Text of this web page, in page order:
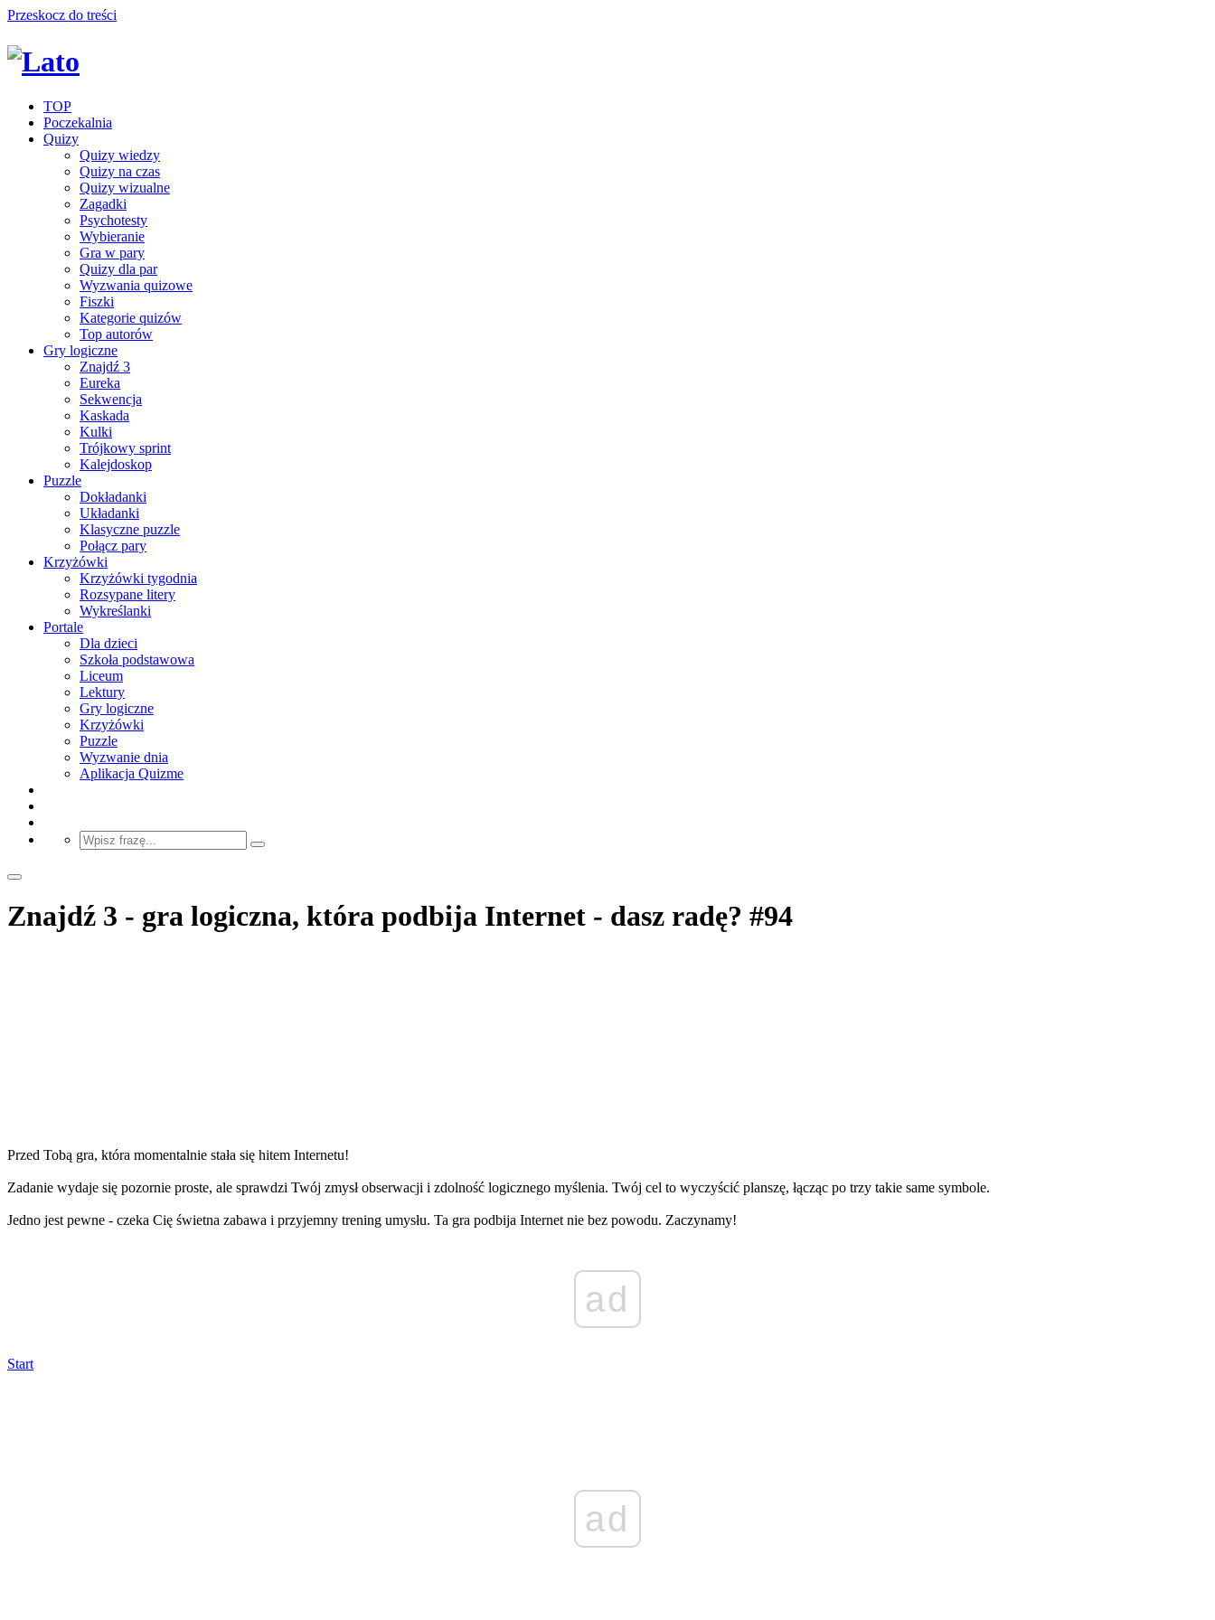
Przeskocz do treści
TOP
Poczekalnia
Quizy
Quizy wiedzy
Quizy na czas
Quizy wizualne
Zagadki
Psychotesty
Wybieranie
Gra w pary
Quizy dla par
Wyzwania quizowe
Fiszki
Kategorie quizów
Top autorów
Gry logiczne
Znajdź 3
Eureka
Sekwencja
Kaskada
Kulki
Trójkowy sprint
Kalejdoskop
Puzzle
Dokładanki
Układanki
Klasyczne puzzle
Połącz pary
Krzyżówki
Krzyżówki tygodnia
Rozsypane litery
Wykreślanki
Portale
Dla dzieci
Szkoła podstawowa
Liceum
Lektury
Gry logiczne
Krzyżówki
Puzzle
Wyzwanie dnia
Aplikacja Quizme
Znajdź 3 - gra logiczna, która podbija Internet - dasz radę? #94
Przed Tobą gra, która momentalnie stała się hitem Internetu!
Zadanie wydaje się pozornie proste, ale sprawdzi Twój zmysł obserwacji i zdolność logicznego myślenia. Twój cel to wyczyścić planszę, łącząc po trzy takie same symbole.
Jedno jest pewne - czeka Cię świetna zabawa i przyjemny trening umysłu. Ta gra podbija Internet nie bez powodu. Zaczynamy!
ad
Start
ad